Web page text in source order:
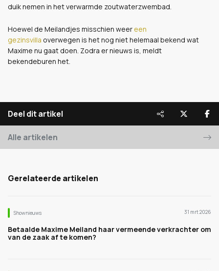
duik nemen in het verwarmde zoutwaterzwembad.
Hoewel de Meilandjes misschien weer een
gezinsvilla overwegen is het nog niet helemaal bekend wat
Maxime nu gaat doen. Zodra er nieuws is, meldt
bekendeburen het.
Deel dit artikel
Alle artikelen
Gerelateerde artikelen
Shownieuws 31 mrt 2026
Betaalde Maxime Meiland haar vermeende verkrachter om
van de zaak af te komen?